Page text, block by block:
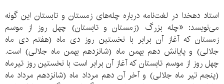
استاد دهخدا در لغت‌نامه درباره چله‌های زمستان و تابستان این گونه
می‌نویسد: «چله بزرگ (زمستان و تابستان) چهل روز از موسم
زمستان که آغاز آن برابر با نخستین روز دی ماه (هفتم دی ماه
جلالی) و پایانش دهم بهمن ماه (شانزدهم بهمن ماه جلالی) است.
چهل روز از موسم تابستان که آغاز آن برابر است با نخستین روز تیرماه
(پنجم تیر ماه جلالی) و آخر آن دهم مرداد ماه (شانزدهم مرداد ماه